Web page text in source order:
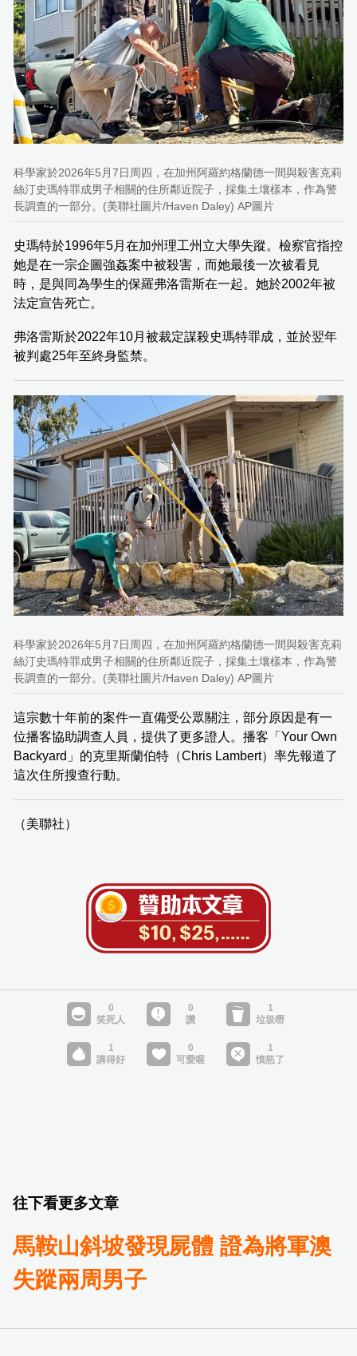
科學家於2026年5月7日周四，在加州阿羅約格蘭德一間與殺害克莉
絲汀史瑪特罪成男子相關的住所鄰近院子，採集土壤樣本，作為警
長調查的一部分。(美聯社圖片/Haven Daley) AP圖片
史瑪特於1996年5月在加州理工州立大學失蹤。檢察官指控
她是在一宗企圖強姦案中被殺害，而她最後一次被看見
時，是與同為學生的保羅弗洛雷斯在一起。她於2002年被
法定宣告死亡。
弗洛雷斯於2022年10月被裁定謀殺史瑪特罪成，並於翌年
被判處25年至終身監禁。
科學家於2026年5月7日周四，在加州阿羅約格蘭德一間與殺害克莉
絲汀史瑪特罪成男子相關的住所鄰近院子，採集土壤樣本，作為警
長調查的一部分。(美聯社圖片/Haven Daley) AP圖片
這宗數十年前的案件一直備受公眾關注，部分原因是有一
位播客協助調查人員，提供了更多證人。播客「Your Own
Backyard」的克里斯蘭伯特（Chris Lambert）率先報道了
這次住所搜查行動。
（美聯社）
往下看更多文章
馬鞍山斜坡發現屍體 證為將軍澳
失蹤兩周男子